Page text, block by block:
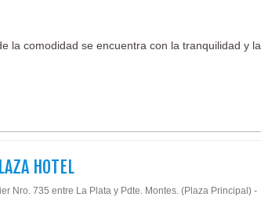
la comodidad se encuentra con la tranquilidad y la
HOTEL
Nro. 735 entre La Plata y Pdte. Montes. (Plaza Principal) -